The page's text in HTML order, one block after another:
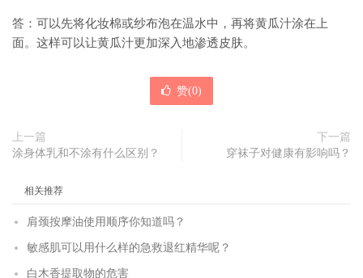
答：可以先将化妆棉或纱布泡在温水中，再将黄瓜汁涂在上
面。这样可以让黄瓜汁更加深入地渗透皮肤。
赞(0)
上一篇
涂身体乳和不涂有什么区别？
下一篇
穿袜子对健康有影响吗？
相关推荐
肩颈按摩油使用顺序你知道吗？
敏感肌可以用什么样的急救退红精华呢？
白木香提取物的危害